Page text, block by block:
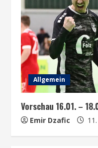
Allgemein
Vorschau 16.01. –
Emir Dzafic